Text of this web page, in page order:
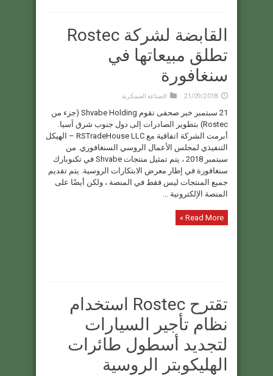
القابضة لشركة Rostec
تطلق مبيعاتها في
سنغافورة
21/09/2018 الصناعة العسكرية
21 سبتمبر خبر صحفى تقوم Shvabe Holding (جزء من
Rostec) بتطوير الصادرات إلى دول جنوب شرق آسيا.
أبرمت الشركة اتفاقية مع RSTradeHouse LLC – الهيكل
التنفيذي لمجلس الأعمال الروسي السنغافوري. من
سبتمبر 2018 ، يتم تمثيل منتجات Shvabe في تكنوبارك
سنغافورة في إطار معرض الابتكارات الروسية. يتم تقديم
جميع المنتجات ليس فقط في المنصة ، ولكن أيضًا على
المنصة الإلكترونية ...
Read More »
تقترح Rostec استخدام
نظام تأجير السيارات
لتجديد أسطول طائرات
الهليكوبتر الروسية